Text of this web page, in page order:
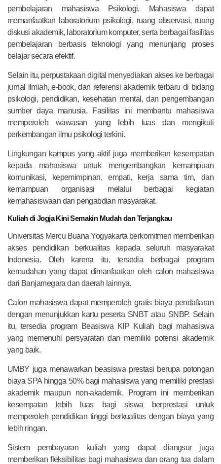
pembelajaran mahasiswa Psikologi. Mahasiswa dapat
memanfaatkan laboratorium psikologi, ruang observasi, ruang
diskusi akademik, laboratorium komputer, serta berbagai fasilitas
pembelajaran berbasis teknologi yang menunjang proses
belajar secara efektif.
Selain itu, perpustakaan digital menyediakan akses ke berbagai
jurnal ilmiah, e-book, dan referensi akademik terbaru di bidang
psikologi, pendidikan, kesehatan mental, dan pengembangan
sumber daya manusia. Fasilitas ini membantu mahasiswa
memperoleh wawasan yang lebih luas dan mengikuti
perkembangan ilmu psikologi terkini.
Lingkungan kampus yang aktif juga memberikan kesempatan
kepada mahasiswa untuk mengembangkan kemampuan
komunikasi, kepemimpinan, empati, kerja sama tim, dan
kemampuan organisasi melalui berbagai kegiatan
kemahasiswaan dan pengabdian masyarakat.
Kuliah di Jogja Kini Semakin Mudah dan Terjangkau
Universitas Mercu Buana Yogyakarta berkomitmen memberikan
akses pendidikan berkualitas kepada seluruh masyarakat
Indonesia. Oleh karena itu, tersedia berbagai program
kemudahan yang dapat dimanfaatkan oleh calon mahasiswa
dari Banjarnegara dan daerah lainnya.
Calon mahasiswa dapat memperoleh gratis biaya pendaftaran
dengan menunjukkan kartu peserta SNBT atau SNBP. Selain
itu, tersedia program Beasiswa KIP Kuliah bagi mahasiswa
yang memenuhi persyaratan dan memiliki potensi akademik
yang baik.
UMBY juga menawarkan beasiswa prestasi berupa potongan
biaya SPA hingga 50% bagi mahasiswa yang memiliki prestasi
akademik maupun non-akademik. Program ini memberikan
kesempatan lebih luas bagi siswa berprestasi untuk
memperoleh pendidikan tinggi berkualitas dengan biaya yang
lebih ringan.
Sistem pembayaran kuliah yang dapat diangsur juga
memberikan fleksibilitas bagi mahasiswa dan orang tua dalam